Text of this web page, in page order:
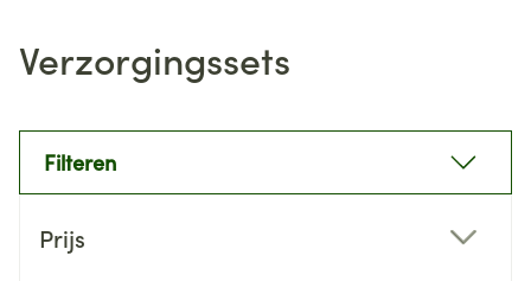
Verzorgingssets
Filteren
Prijs